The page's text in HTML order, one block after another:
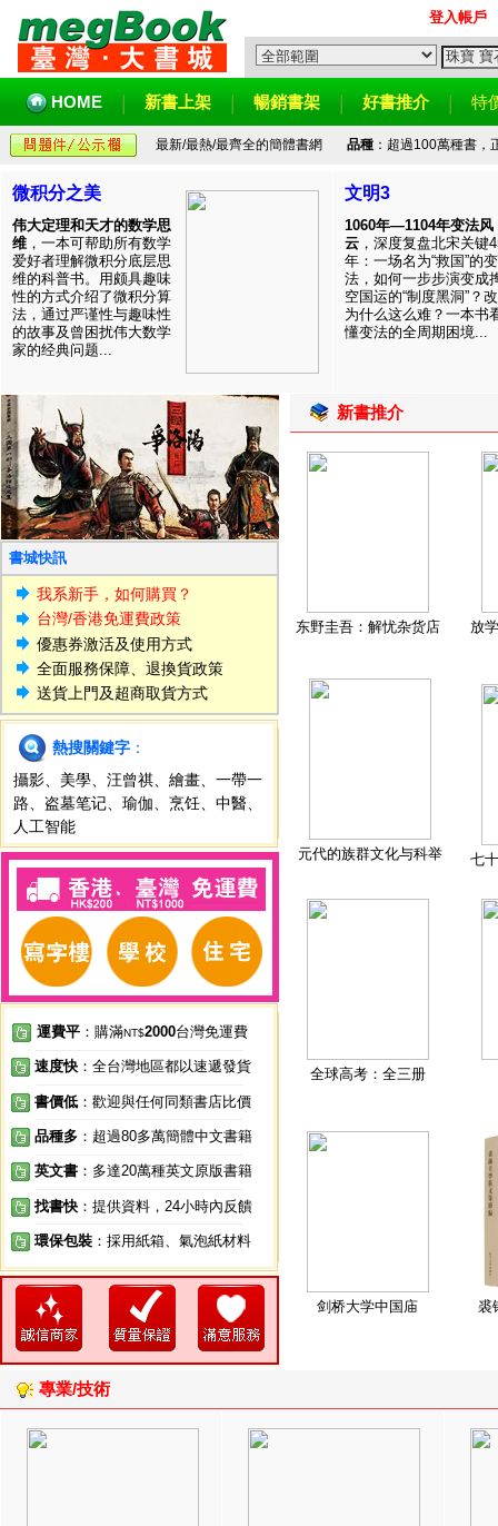
登入帳戶
HOME 新書上架 暢銷書架 好書推介 特
最新/最熱/最齊全的簡體書網 品種：超過100萬種書，
微积分之美
伟大定理和天才的数学思
维 ，一本可帮助所有数学
爱好者理解微积分底层思
维的科普书。用颇具趣味
性的方式介绍了微积分算
法，通过严谨性与趣味性
的故事及曾困扰伟大数学
家的经典问题...
文明3
1060年—1104年变法风
云 ，深度复盘北宋关键
年：一场名为“救国”的变
法，如何一步步演变成
空国运的“制度黑洞”？
为什么这么难？一本书
懂变法的全周期困境...
書城快訊
我系新手，如何購買？
台灣/香港免運費政策
優惠券激活及使用方式
全面服務保障、退換貨政策
送貨上門及超商取貨方式
熱搜關鍵字 ：
攝影
美學 汪曾祺 繪畫
一帶一
路
盗墓笔记 瑜伽 烹饪 中醫
人工智能
運費平 ：購滿NT$2000台灣免運費
速度快 ：全台灣地區都以速遞發貨
書價低 ：歡迎與任何同類書店比價
品種多 ：超過80多萬簡體中文書籍
英文書 ：多達20萬種英文原版書籍
找書快 ：提供資料，24小時內反饋
環保包裝 ：採用紙箱、氣泡紙材料
新書推介
东野圭吾：解忧杂货店 放
元代的族群文化与科举 七
全球高考：全三册
剑桥大学中国庙 裘
專業/技術